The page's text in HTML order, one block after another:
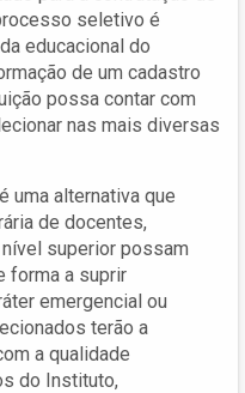
seletivo é
educacional do
de um cadastro
possa contar com
nas mais diversas
uma alternativa que
de docentes,
superior possam
forma a suprir
emergencial ou
terão a
a qualidade
do Instituto,